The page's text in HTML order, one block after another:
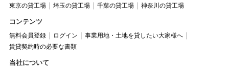
東京の貸工場 埼玉の貸工場 千葉の貸工場 神奈川の貸工場
コンテンツ
無料会員登録 ログイン
事業用地・土地を貸したい大家様へ
賃貸契約時の必要な書類
当社について